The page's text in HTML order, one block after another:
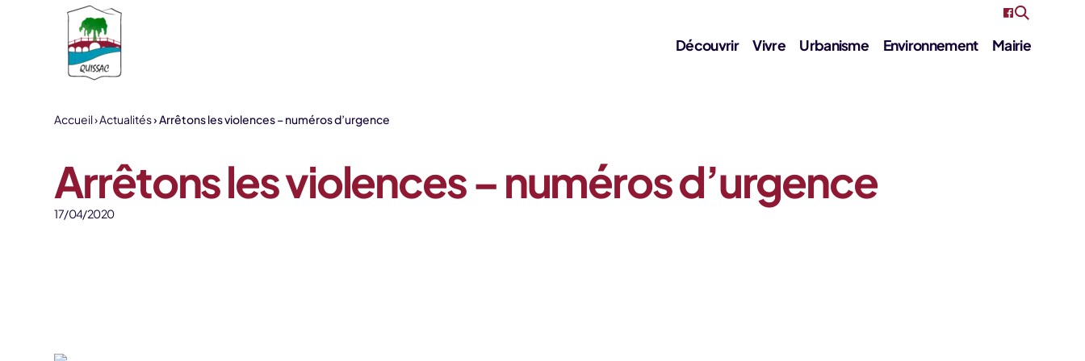
Aller au contenu
Découvrir Vivre Urbanisme Environnement Mairie
Accueil Actualités Arrêtons les violences – numéros d’urgence
Arrêtons les violences – numéros d’urgence
17/04/2020